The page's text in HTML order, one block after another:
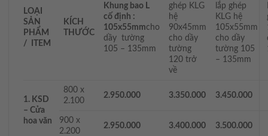
LOẠI
SẢN
PHẨM
/ ITEM
KÍCH
THƯỚC
Khung bao L
cố định :
105x55mmcho
dầy tường
105 – 135mm
ghép KLG
hệ
90x45mm
cho dầy
tường
120 trở
về
lắp ghép
KLG hệ
105x55mm
cho dầy
tường 105
– 135mm
1. KSD
– Cửa
hoa văn
800 x
2.100
2.950.000 3.350.000 3.450.000
900 x
2.200
2.950.000 3.400.000 3.500.000